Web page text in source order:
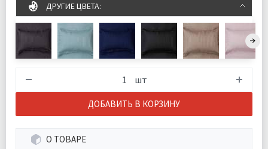
ДРУГИЕ ЦВЕТА:
шт
ДОБАВИТЬ В КОРЗИНУ
О ТОВАРЕ